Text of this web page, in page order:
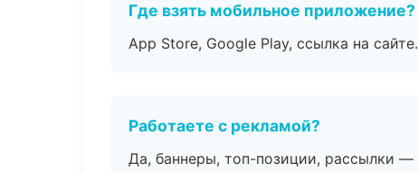
Где взять мобильное приложение?
App Store, Google Play, ссылка на сайте.
Работаете с рекламой?
Да, баннеры, топ-позиции, рассылки —